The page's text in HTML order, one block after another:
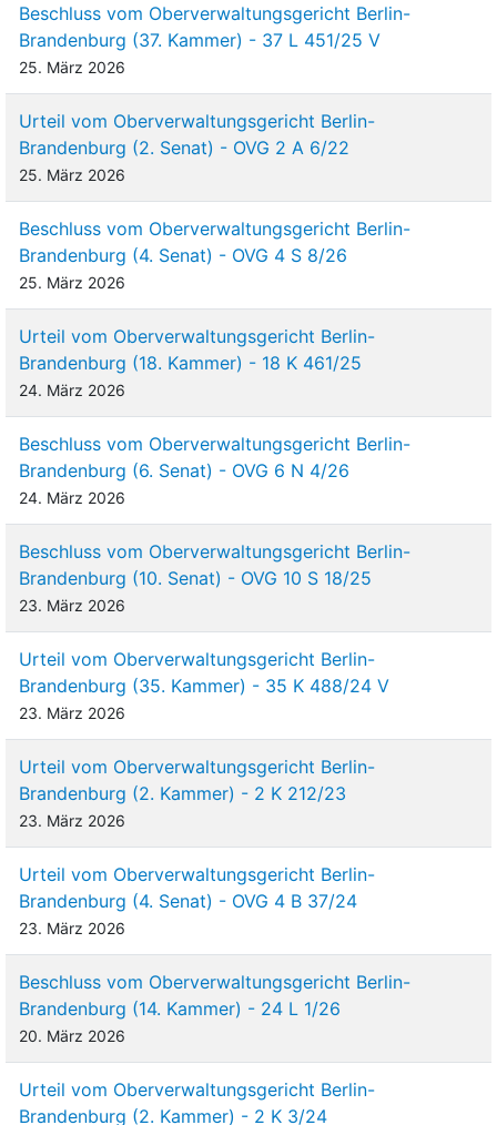
Beschluss vom Oberverwaltungsgericht Berlin-
Brandenburg (37. Kammer) - 37 L 451/25 V
25. März 2026
Urteil vom Oberverwaltungsgericht Berlin-
Brandenburg (2. Senat) - OVG 2 A 6/22
25. März 2026
Beschluss vom Oberverwaltungsgericht Berlin-
Brandenburg (4. Senat) - OVG 4 S 8/26
25. März 2026
Urteil vom Oberverwaltungsgericht Berlin-
Brandenburg (18. Kammer) - 18 K 461/25
24. März 2026
Beschluss vom Oberverwaltungsgericht Berlin-
Brandenburg (6. Senat) - OVG 6 N 4/26
24. März 2026
Beschluss vom Oberverwaltungsgericht Berlin-
Brandenburg (10. Senat) - OVG 10 S 18/25
23. März 2026
Urteil vom Oberverwaltungsgericht Berlin-
Brandenburg (35. Kammer) - 35 K 488/24 V
23. März 2026
Urteil vom Oberverwaltungsgericht Berlin-
Brandenburg (2. Kammer) - 2 K 212/23
23. März 2026
Urteil vom Oberverwaltungsgericht Berlin-
Brandenburg (4. Senat) - OVG 4 B 37/24
23. März 2026
Beschluss vom Oberverwaltungsgericht Berlin-
Brandenburg (14. Kammer) - 24 L 1/26
20. März 2026
Urteil vom Oberverwaltungsgericht Berlin-
Brandenburg (2. Kammer) - 2 K 3/24